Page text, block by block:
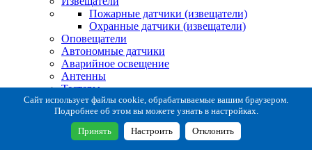
Пожарные датчики (извещатели)
Охранные датчики (извещатели)
Оповещатели
Автономные датчики
Аварийное освещение
Антенны
Тестеры
Система сбора извещений
Расходные и монтажные материалы
Коробки коммутационные
Кронштейны для извещателей
Сайт использует файлы cookie, обрабатываемые вашим браузером.
Подробнее об этом вы можете узнать в настройках.
Принять Настроить Отклонить